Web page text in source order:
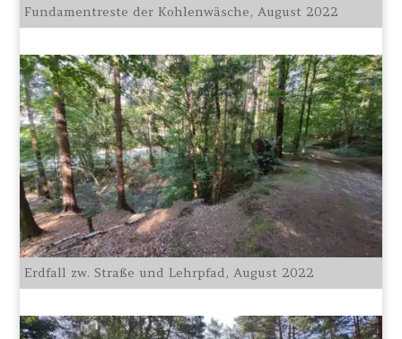
Fundamentreste der Kohlenwäsche, August 2022
Erdfall zw. Straße und Lehrpfad, August 2022